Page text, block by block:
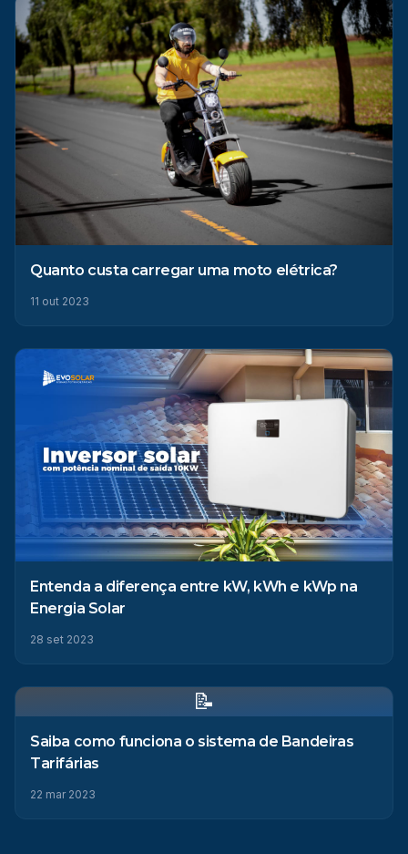
Quanto custa carregar uma moto elétrica?
11 out 2023
Entenda a diferença entre kW, kWh e kWp na
Energia Solar
28 set 2023
📝
Saiba como funciona o sistema de Bandeiras
Tarifárias
22 mar 2023